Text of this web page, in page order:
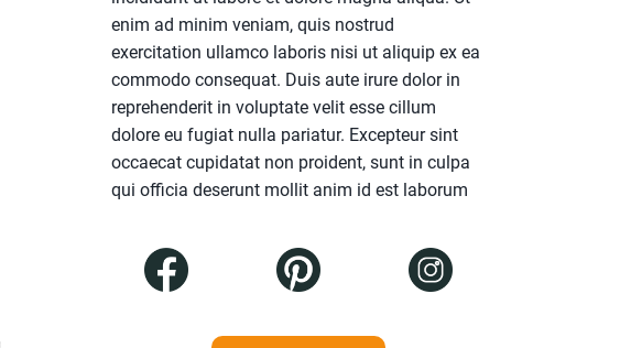
enim ad minim veniam, quis nostrud
exercitation ullamco laboris nisi ut aliquip ex ea
commodo consequat. Duis aute irure dolor in
reprehenderit in voluptate velit esse cillum
dolore eu fugiat nulla pariatur. Excepteur sint
occaecat cupidatat non proident, sunt in culpa
qui officia deserunt mollit anim id est laborum